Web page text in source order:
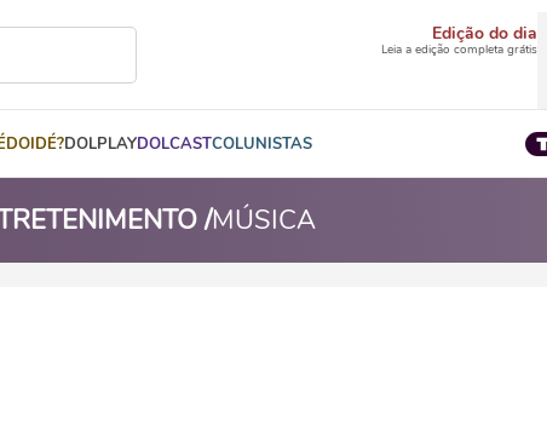
Edição do dia
Leia a edição completa grátis
DOLPLAYDOLCASTCOLUNISTAS
/MÚSICA